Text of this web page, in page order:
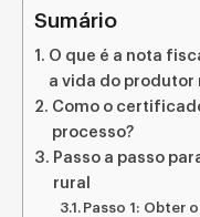
Sumário
O que é a nota
a vida do produtor
Como o
processo?
Passo a passo
rural
Passo 1: Obter